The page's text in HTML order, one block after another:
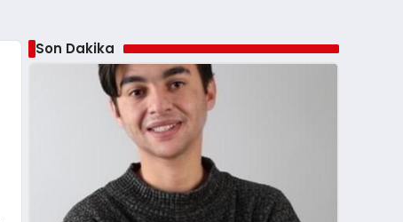
Son Dakika